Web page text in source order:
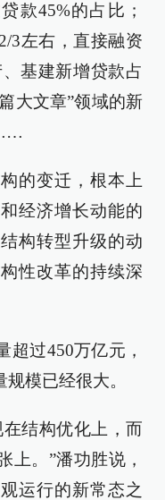
款45%的占比；
3左右，直接融资
基建新增贷款占
大文章”领域的新
的变迁，根本上
经济增长动能的
构转型升级的动
性改革的持续深
超过450万亿元，
模已经很大。
结构优化上，而
上。”潘功胜说，
运行的新常态之